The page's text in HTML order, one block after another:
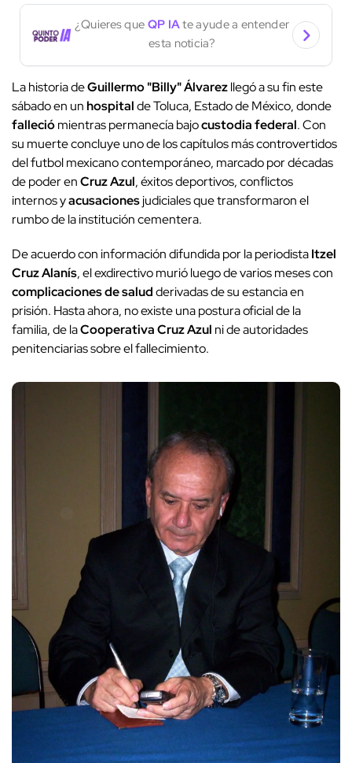
¿Quieres que QP IAte ayude a entender
esta noticia?
La historia deGuillermo "Billy" Álvarezllegó a su fin este
sábado en unhospitalde Toluca, Estado de México, donde
falleciómientras permanecía bajocustodia federal. Con
su muerte concluye uno de los capítulos más controvertidos
del futbol mexicano contemporáneo, marcado por décadas
de poder enCruz Azul, éxitos deportivos, conflictos
internos yacusacionesjudiciales que transformaron el
rumbo de la institución cementera.
De acuerdo con información difundida por la periodistaItzel
Cruz Alanís, el exdirectivo murió luego de varios meses con
complicaciones de saludderivadas de su estancia en
prisión. Hasta ahora, no existe una postura oficial de la
familia, de laCooperativa Cruz Azul ni de autoridades
penitenciarias sobre el fallecimiento.